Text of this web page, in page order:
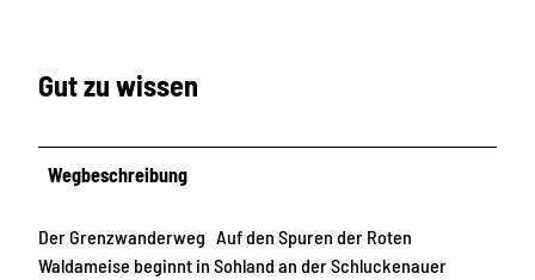
Gut zu wissen
Wegbeschreibung
Der Grenzwanderweg Auf den Spuren der Roten
Waldameise beginnt in Sohland an der Schluckenauer